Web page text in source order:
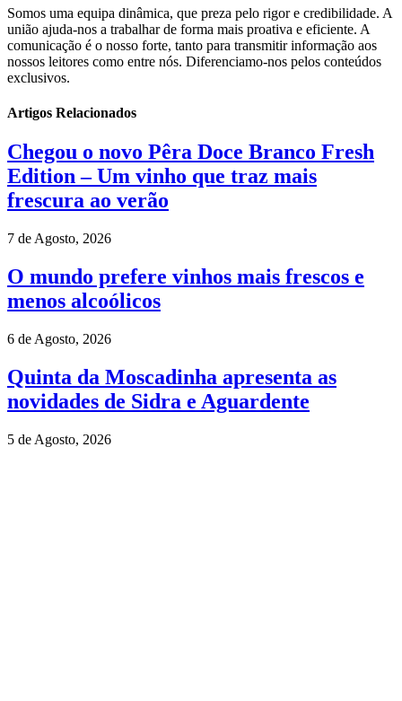
Somos uma equipa dinâmica, que preza pelo rigor e credibilidade. A
união ajuda-nos a trabalhar de forma mais proativa e eficiente. A
comunicação é o nosso forte, tanto para transmitir informação aos
nossos leitores como entre nós. Diferenciamo-nos pelos conteúdos
exclusivos.
Artigos Relacionados
Chegou o novo Pêra Doce Branco Fresh
Edition – Um vinho que traz mais
frescura ao verão
7 de Agosto, 2026
O mundo prefere vinhos mais frescos e
menos alcoólicos
6 de Agosto, 2026
Quinta da Moscadinha apresenta as
novidades de Sidra e Aguardente
5 de Agosto, 2026